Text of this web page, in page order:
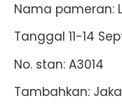
Nama pameran:
Tanggal 11-14
No. stan: A3014
Tambahkan: